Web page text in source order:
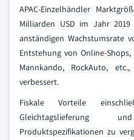
APAC-Einzelhändler
Milliarden USD im Jahr
anständigen Wachstumsrate
Entstehung von Online-
Mannkando, RockAuto,
verbessert.
Fiskale Vorteile
Gleichtagslieferung
Produktspezifikationen zu